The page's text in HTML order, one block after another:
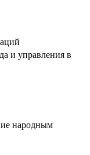
и управления в
народным